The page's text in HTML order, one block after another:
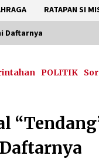
RATAPAN SI
Daftarnya
POLITIK